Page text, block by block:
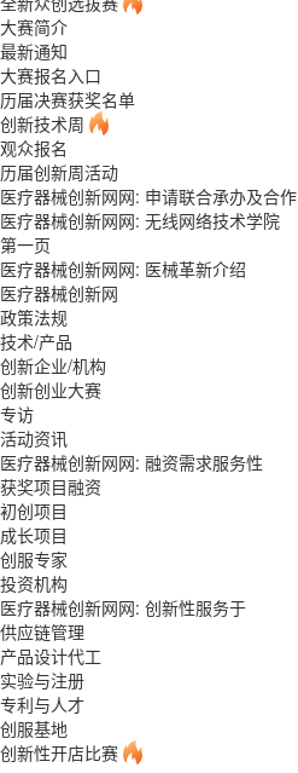
大赛简介
最新通知
大赛报名入口
历届决赛获奖名单
创新技术周
观众报名
历届创新周活动
医疗器械创新网网: 申请联合承办及合作
医疗器械创新网网: 无线网络技术学院
第一页
医疗器械创新网网: 医械革新介绍
医疗器械创新网
政策法规
技术/产品
创新企业/机构
创新创业大赛
专访
活动资讯
医疗器械创新网网: 融资需求服务性
获奖项目融资
初创项目
成长项目
创服专家
投资机构
医疗器械创新网网: 创新性服务于
供应链管理
产品设计代工
实验与注册
专利与人才
创服基地
创新性开店比赛